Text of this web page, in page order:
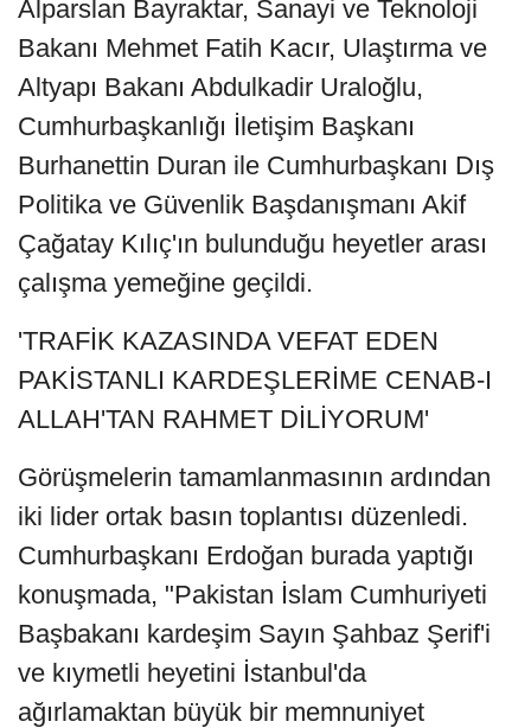
Alparslan Bayraktar, Sanayi ve Teknoloji
Bakanı Mehmet Fatih Kacır, Ulaştırma ve
Altyapı Bakanı Abdulkadir Uraloğlu,
Cumhurbaşkanlığı İletişim Başkanı
Burhanettin Duran ile Cumhurbaşkanı Dış
Politika ve Güvenlik Başdanışmanı Akif
Çağatay Kılıç'ın bulunduğu heyetler arası
çalışma yemeğine geçildi.
'TRAFİK KAZASINDA VEFAT EDEN
PAKİSTANLI KARDEŞLERİME CENAB-I
ALLAH'TAN RAHMET DİLİYORUM'
Görüşmelerin tamamlanmasının ardından
iki lider ortak basın toplantısı düzenledi.
Cumhurbaşkanı Erdoğan burada yaptığı
konuşmada, "Pakistan İslam Cumhuriyeti
Başbakanı kardeşim Sayın Şahbaz Şerif'i
ve kıymetli heyetini İstanbul'da
ağırlamaktan büyük bir memnuniyet